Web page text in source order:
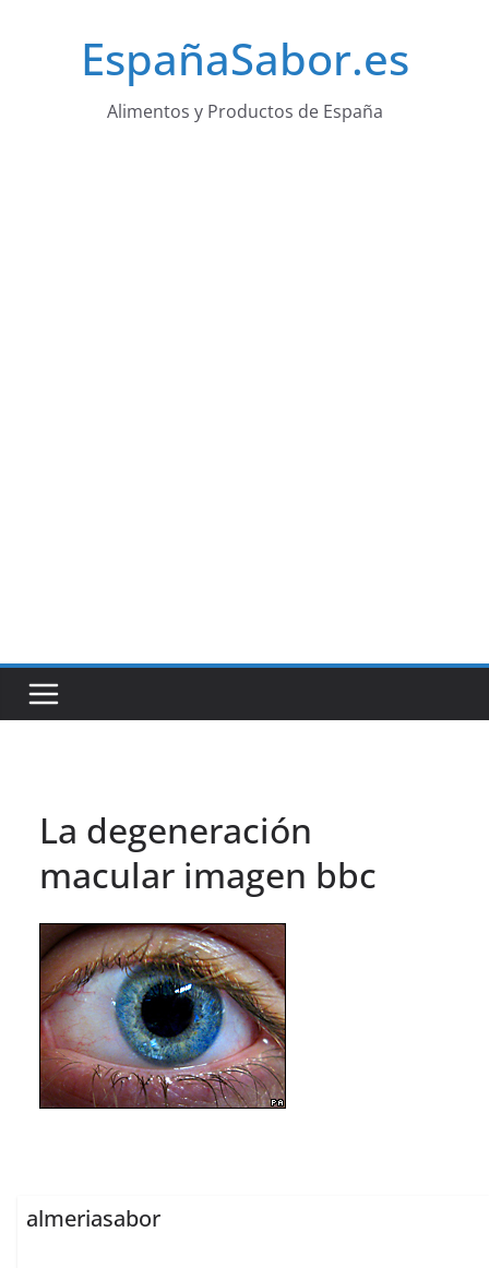
EspañaSabor.es
Alimentos y Productos de España
La degeneración
macular imagen bbc
almeriasabor